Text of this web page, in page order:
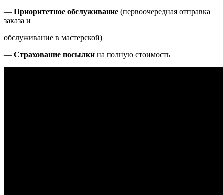
— Приоритетное обслуживание (первоочередная отправка
заказа и
обслуживание в мастерской)
— Страхование посылки на полную стоимость